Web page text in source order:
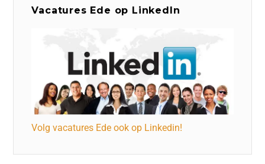
Vacatures Ede op LinkedIn
Volg vacatures Ede ook op Linkedin!